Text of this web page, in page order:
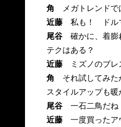
角
メガトレンド
近藤 私も！ ドル
尾谷 確かに、着膨
テクはある？
近藤
ミズノのブ
角 それ試してみ
スタイルアップも暖
尾谷 一石二鳥だ
近藤 一度買ったア